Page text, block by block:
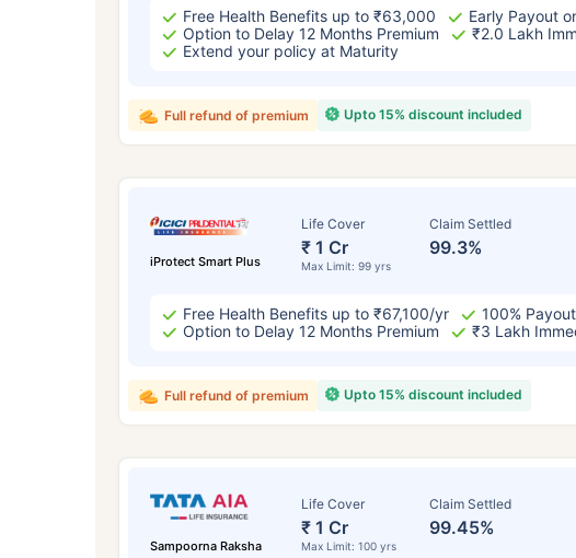
Free Health Benefits up to ₹63,000
Early Payout
Option to Delay 12 Months Premium
₹2.0 Lakh
Extend your policy at Maturity
Upto 15% discount included
Full refund of premium
iProtect Smart Plus
Life Cover
₹ 1 Cr
Max Limit: 99 yrs
Claim Settled
99.3%
Free Health Benefits up to ₹67,100/yr
100%
Option to Delay 12 Months Premium
₹3 Lakh
Upto 15% discount included
Full refund of premium
Sampoorna Raksha
Life Cover
₹ 1 Cr
Max Limit: 100 yrs
Claim Settled
99.45%
*₹434 प्रति महिना, 1 कोटीच्या टर्म लाइफ विम्यासाठी सुरुवातीची किंमत